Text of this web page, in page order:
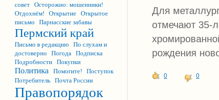
совет Осторожно: мошенники!
Отдохнём!
Открытие Открытое
письмо
Парнасские забавы
Пермский край
Письмо в редакцию По слухам и
достоверно
Погода Подписка
Подробности Покупки
Политика Помогите!
Поступок
Потребитель Почта России
Правопорядок
Для
отмечают 35-
рождения
0 0